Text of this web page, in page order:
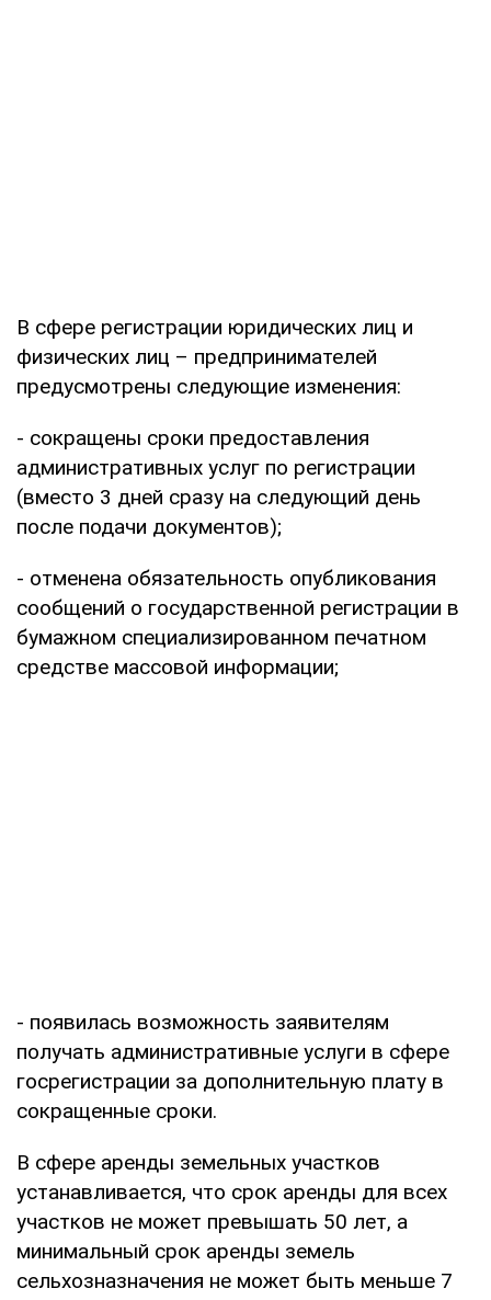
В сфере регистрации юридических лиц и
физических лиц – предпринимателей
предусмотрены следующие изменения:
- сокращены сроки предоставления
административных услуг по регистрации
(вместо 3 дней сразу на следующий день
после подачи документов);
- отменена обязательность опубликования
сообщений о государственной регистрации в
бумажном специализированном печатном
средстве массовой информации;
- появилась возможность заявителям
получать административные услуги в сфере
госрегистрации за дополнительную плату в
сокращенные сроки.
В сфере аренды земельных участков
устанавливается, что срок аренды для всех
участков не может превышать 50 лет, а
минимальный срок аренды земель
сельхозназначения не может быть меньше 7